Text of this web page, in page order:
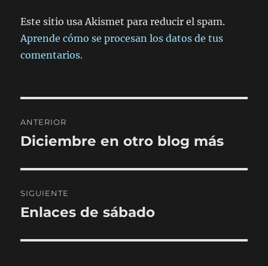
Este sitio usa Akismet para reducir el spam.
Aprende cómo se procesan los datos de tus
comentarios.
de
ANTERIOR
Entrada
Diciembre en otro blog más
SIGUIENTE
Entrada
Enlaces de sábado